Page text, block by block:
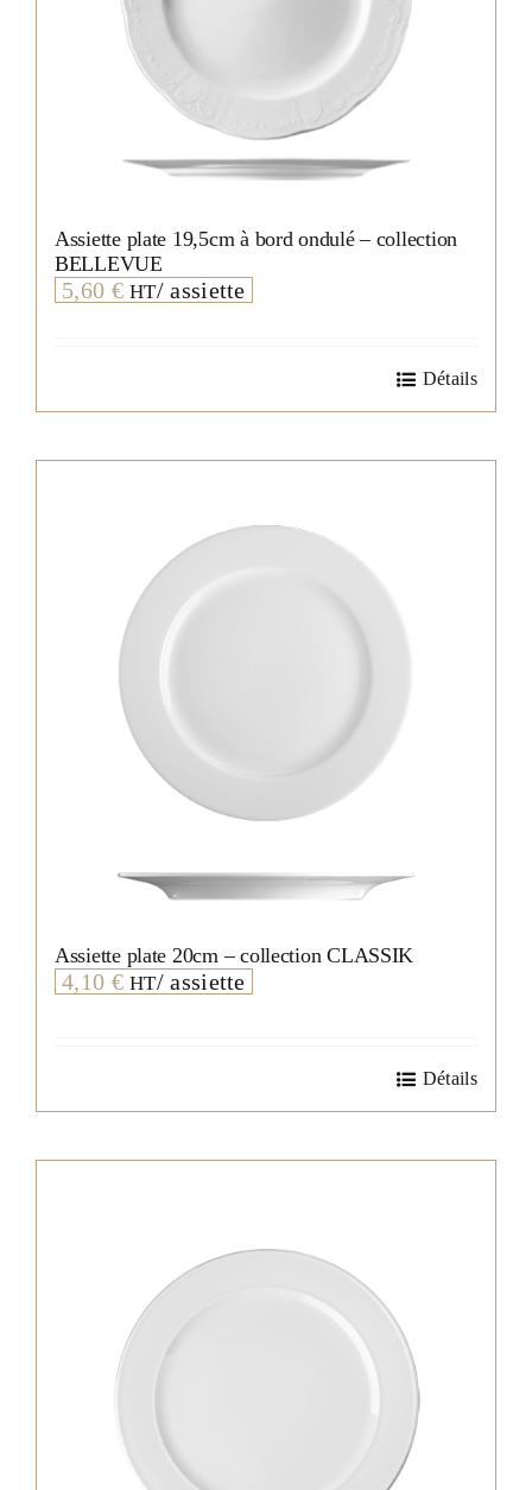
Assiette plate 19,5cm à bord ondulé – collection
BELLEVUE
5,60 € HT/ assiette
Détails
Assiette plate 20cm – collection CLASSIK
4,10 € HT/ assiette
Détails